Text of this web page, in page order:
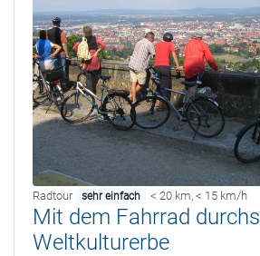
Radtour sehr einfach < 20 km, < 15 km/h
Mit dem Fahrrad durchs
Weltkulturerbe